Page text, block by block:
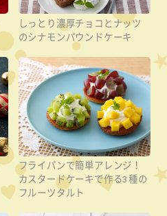
しっとり濃厚チョコとナッツ
のシナモンパウンドケーキ
フライパンで簡単アレンジ！
カスタードケーキで作る3種の
フルーツタルト